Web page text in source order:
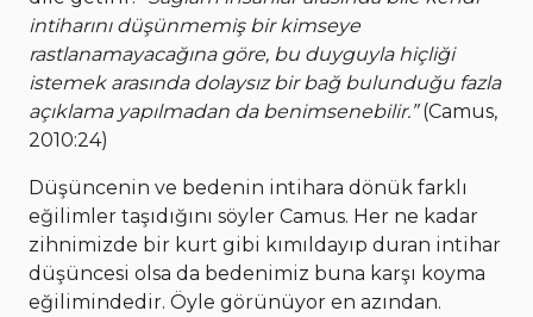
intiharını düşünmemiş bir kimseye
rastlanamayacağına göre, bu duyguyla hiçliği
istemek arasında dolaysız bir bağ bulunduğu fazla
açıklama yapılmadan da benimsenebilir.”(Camus,
2010:24)
Düşüncenin ve bedenin intihara dönük farklı
eğilimler taşıdığını söyler Camus. Her ne kadar
zihnimizde bir kurt gibi kımıldayıp duran intihar
düşüncesi olsa da bedenimiz buna karşı koyma
eğilimindedir. Öyle görünüyor en azından.